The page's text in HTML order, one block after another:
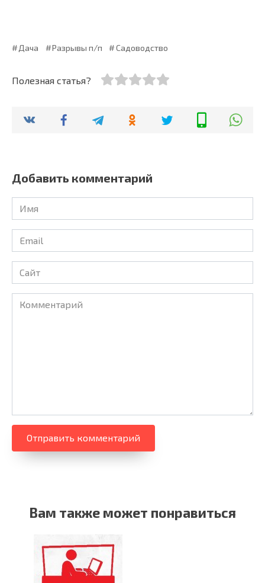
Дача Разрывы п/п Садоводство
Полезная статья?
Добавить комментарий
Имя
Email
Сайт
Комментарий
Вам также может понравиться